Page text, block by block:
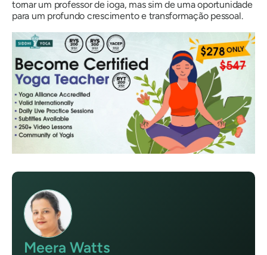
tornar um professor de ioga, mas sim de uma oportunidade
para um profundo crescimento e transformação pessoal.
Meera Watts